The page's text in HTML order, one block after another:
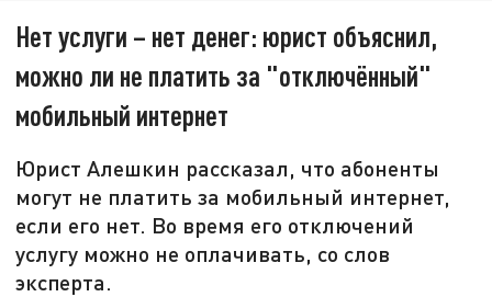
Нет услуги – нет денег: юрист объяснил,
можно ли не платить за "отключённый"
мобильный интернет
Юрист Алешкин рассказал, что абоненты
могут не платить за мобильный интернет,
если его нет. Во время его отключений
услугу можно не оплачивать, со слов
эксперта.